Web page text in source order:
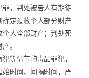
罪，判处被告人有期徒
定没收个人部分财产
个人全部财产；判处死
。
等情节的毒品罪犯，
始时间、间隔时间，严